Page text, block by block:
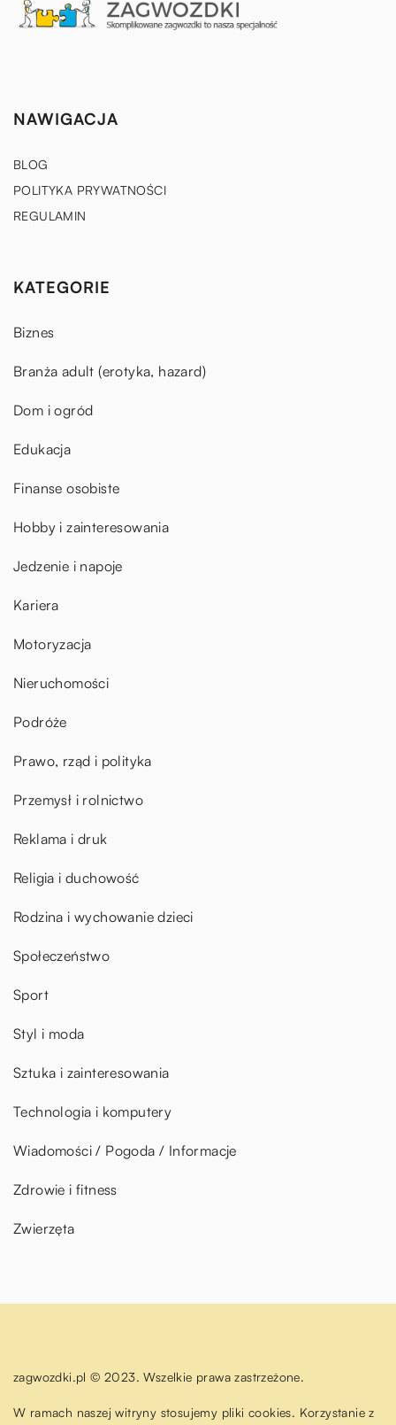
NAWIGACJA
BLOG
POLITYKA PRYWATNOŚCI
REGULAMIN
KATEGORIE
Biznes
Branża adult (erotyka, hazard)
Dom i ogród
Edukacja
Finanse osobiste
Hobby i zainteresowania
Jedzenie i napoje
Kariera
Motoryzacja
Nieruchomości
Podróże
Prawo, rząd i polityka
Przemysł i rolnictwo
Reklama i druk
Religia i duchowość
Rodzina i wychowanie dzieci
Społeczeństwo
Sport
Styl i moda
Sztuka i zainteresowania
Technologia i komputery
Wiadomości / Pogoda / Informacje
Zdrowie i fitness
Zwierzęta
zagwozdki.pl © 2023. Wszelkie prawa zastrzeżone.
W ramach naszej witryny stosujemy pliki cookies. Korzystanie z